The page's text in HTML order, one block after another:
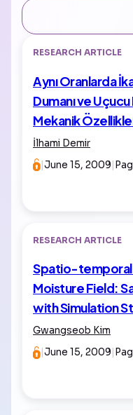
RESEARCH ARTICLE
Aynı Oranlarda
Dumanı ve
Mekanik
İlhami Demir
|June 15, 2009
RESEARCH ARTICLE
Spatio-temporal
Moisture Field:
with Simulation
Gwangseob Kim
|June 15, 2009